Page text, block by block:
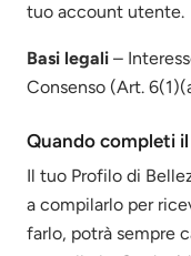
tuo account utente.
Basi legali –
Consenso (Art.
Quando completi
Il tuo Profilo di
a compilarlo per
farlo, potrà sempre